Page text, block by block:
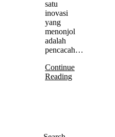
satu
inovasi
yang
menonjol
adalah
pencacah…
Continue
Reading